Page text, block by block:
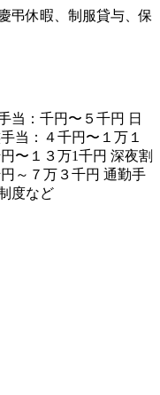
弔休暇、制服貸与、保
当：千円〜５千円 日
当：４千円〜１万１
〜１３万1千円 深夜割
～７万３千円 通勤手
度など